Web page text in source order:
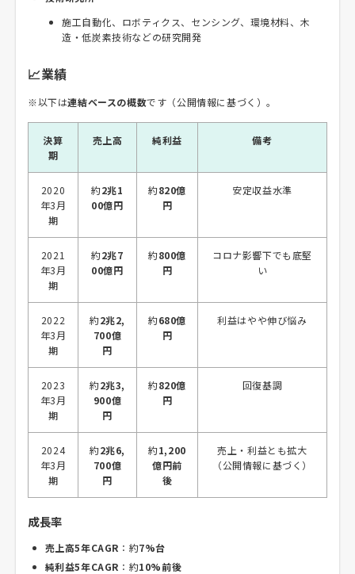
施工自動化、ロボティクス、センシング、環境材料、木
造・低炭素技術などの研究開発
📈業績
※以下は連結ベースの概数です（公開情報に基づく）。
決算
期
売上高 純利益 備考
2020
年3月
期
約2兆1
00億円
約820億
円
安定収益水準
2021
年3月
期
約2兆7
00億円
約800億
円
コロナ影響下でも底堅
い
2022
年3月
期
約2兆2,
700億
円
約680億
円
利益はやや伸び悩み
2023
年3月
期
約2兆3,
900億
円
約820億
円
回復基調
2024
年3月
期
約2兆6,
700億
円
約1,200
億円前
後
売上・利益とも拡大
（公開情報に基づく）
成長率
売上高5年CAGR ：約7%台
純利益5年CAGR ：約10%前後